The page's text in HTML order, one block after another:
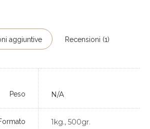
aggiuntive Recensioni (1)
Peso N/A
1kg., 500gr.